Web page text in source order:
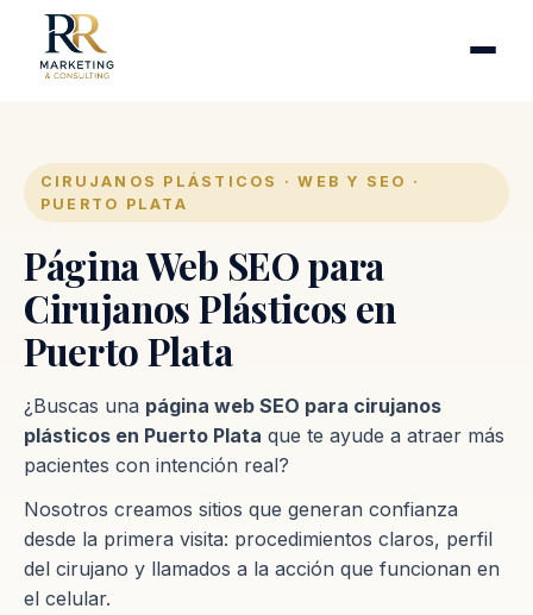
Industrias
Firmas contables
Proceso
Contacto
CIRUJANOS PLÁSTICOS · WEB Y SEO ·
PUERTO PLATA
Página Web SEO para
Cirujanos Plásticos en
Puerto Plata
¿Buscas una página web SEO para cirujanos
plásticos en Puerto Plata que te ayude a atraer más
pacientes con intención real?
Nosotros creamos sitios que generan confianza
desde la primera visita: procedimientos claros, perfil
del cirujano y llamados a la acción que funcionan en
el celular.